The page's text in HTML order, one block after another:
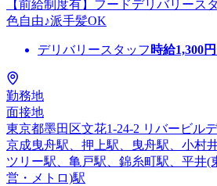
【前給制度有】フードデリバリー
色自由♪派手髪OK
デリバリースタッフ 時給1,300
勤務地
面接地
東京都墨田区文花1-24-2 リバービル
京成曳舟駅、押上駅、曳舟駅、小村
ツリー駅、亀戸駅、錦糸町駅、平井(
営・メトロ)駅